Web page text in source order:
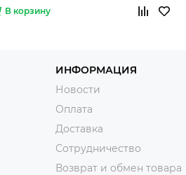
В корзину
ИНФОРМАЦИЯ
Новости
Оплата
Доставка
Сотрудничество
Возврат и обмен товара